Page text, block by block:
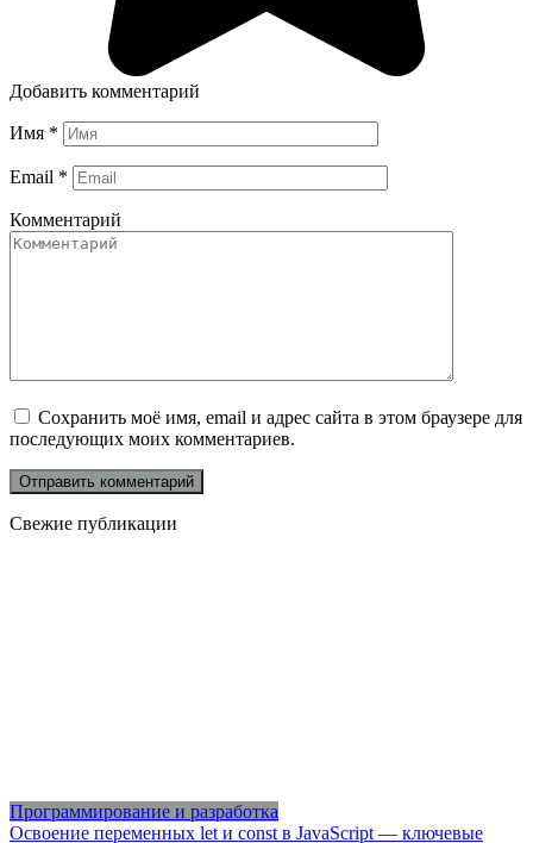
Добавить комментарий
Имя *
Email *
Комментарий
Сохранить моё имя, email и адрес сайта в этом браузере для
последующих моих комментариев.
Свежие публикации
Программирование и разработка
Освоение переменных let и const в JavaScript — ключевые